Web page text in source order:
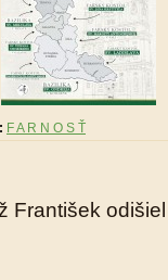
F A R N O S Ť
František